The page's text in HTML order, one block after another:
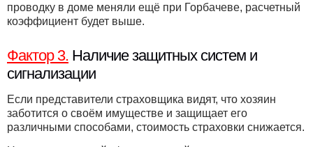
проводку в доме меняли ещё при Горбачеве, расчетный
коэффициент будет выше.
Фактор 3. Наличие защитных систем и
сигнализации
Если представители страховщика видят, что хозяин
заботится о своём имуществе и защищает его
различными способами, стоимость страховки снижается.